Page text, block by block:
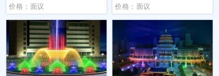
价格：面议 价格：面议